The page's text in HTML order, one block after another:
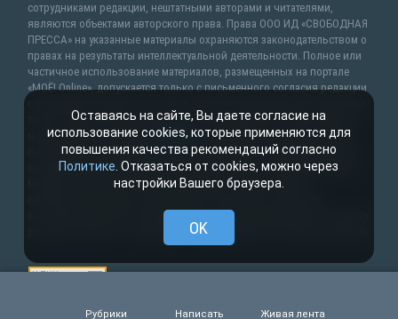
сотрудниками редакции, нештатными авторами и читателями,
являются объектами авторского права. Права ООО ИД «СВОБОДНАЯ
ПРЕССА» на указанные материалы охраняются законодательством о
правах на результаты интеллектуальной деятельности. Полное или
частичное использование материалов, размещенных на портале
«МОЁ! Online», допускается только с письменного согласия редакции
только при условии гиперссылки на moe-belgorod.ru. Все вопросы
можно задать по адресуweb@kpv.ru. В рубрике «От первого лица»
публикуются сообщения в рамках контрактов об информационном
сотрудничестве между редакцией «МОЁ! Online» и органами власти.
Материалы рубрик «Новости партнёров» и «Будь в курсе»
об информационном сотрудничестве и (или) размещаются на правах
) размещаются на правах рекламы.
Рубрики Написать Живая лента
Оставаясь на сайте, Вы даете согласие на
использование cookies, которые применяются для
повышения качества рекомендаций согласно
Политике . Отказаться от cookies, можно через
настройки Вашего браузера.
OK